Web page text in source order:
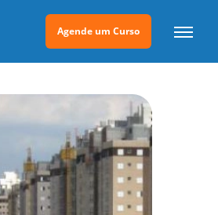
Agende um Curso